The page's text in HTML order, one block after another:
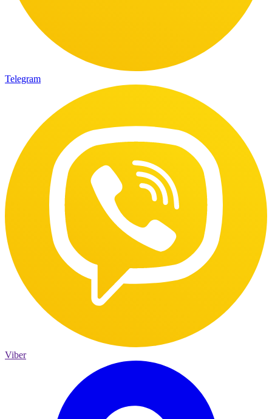
Telegram
Viber